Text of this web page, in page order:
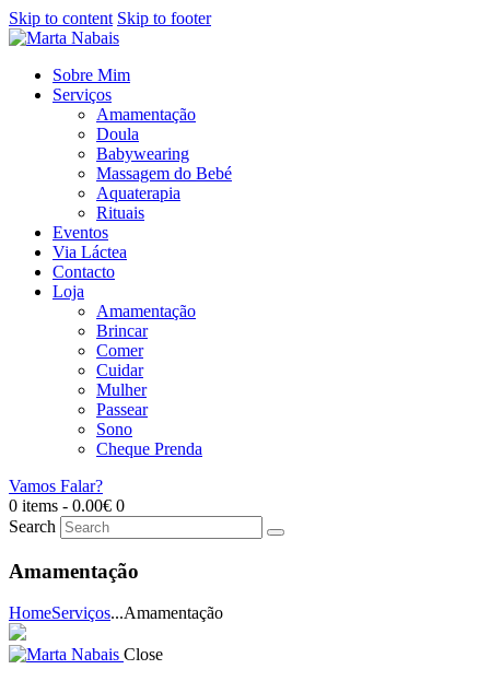
Skip to content Skip to footer
Sobre Mim
Serviços
Amamentação
Doula
Babywearing
Massagem do Bebé
Aquaterapia
Rituais
Eventos
Via Láctea
Contacto
Loja
Amamentação
Brincar
Comer
Cuidar
Mulher
Passear
Sono
Cheque Prenda
Vamos Falar?
0 items - 0.00€ 0
Search
Amamentação
HomeServiços...Amamentação
Close